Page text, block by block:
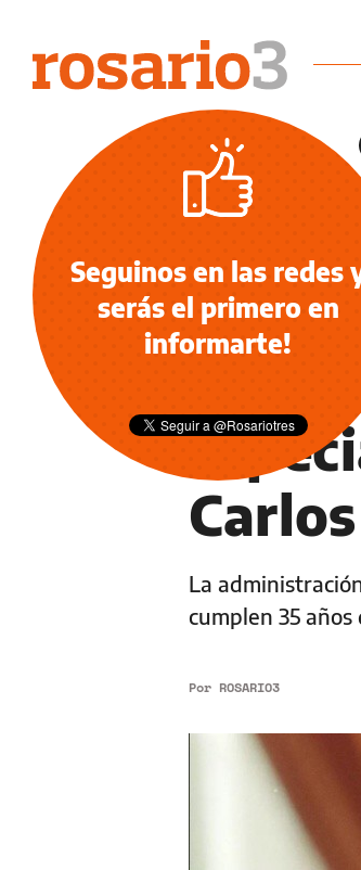
INFORMACIÓN GENERAL
El
La
cumplen 35
Por ROSARIO3
Seguinos en las redes
serás el primero en
informarte!